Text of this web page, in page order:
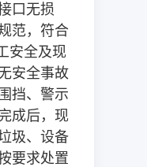
口无损
范，符合
安全及现
安全事故
挡、警示
成后，现
圾、设备
要求处置